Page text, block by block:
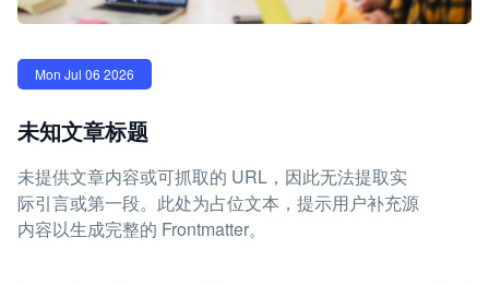
Mon Jul 06 2026
未知文章标题
未提供文章内容或可抓取的 URL，因此无法提取实
际引言或第一段。此处为占位文本，提示用户补充源
内容以生成完整的 Frontmatter。